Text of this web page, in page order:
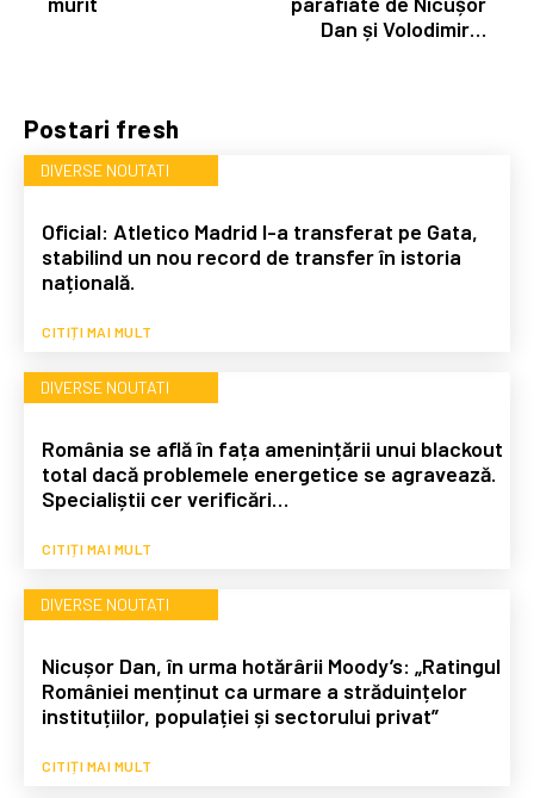
Postari fresh
DIVERSE NOUTATI
Oficial: Atletico Madrid l-a transferat pe Gata,
stabilind un nou record de transfer în istoria
națională.
CITIȚI MAI MULT
DIVERSE NOUTATI
România se află în fața amenințării unui blackout
total dacă problemele energetice se agravează.
Specialiștii cer verificări…
CITIȚI MAI MULT
DIVERSE NOUTATI
Nicușor Dan, în urma hotărârii Moody’s: „Ratingul
României menținut ca urmare a străduințelor
instituțiilor, populației și sectorului privat”
CITIȚI MAI MULT
Dan și Volodimir…